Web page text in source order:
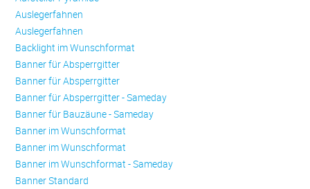
Auslegerfahnen
Auslegerfahnen
Backlight im Wunschformat
Banner für Absperrgitter
Banner für Absperrgitter
Banner für Absperrgitter - Sameday
Banner für Bauzäune - Sameday
Banner im Wunschformat
Banner im Wunschformat
Banner im Wunschformat - Sameday
Banner Standard